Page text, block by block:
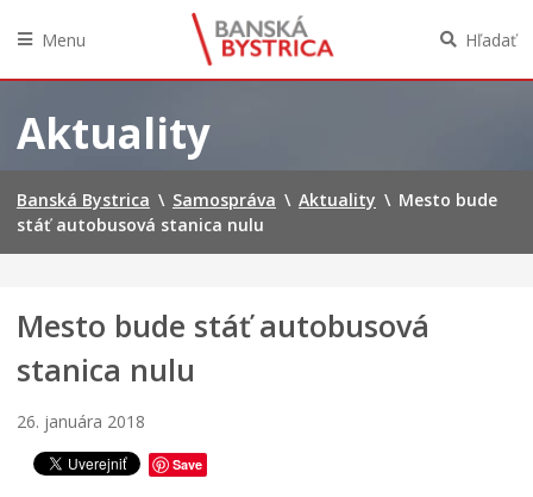
obsah
Menu Hľadať
Aktuality
Banská Bystrica \ Samospráva \ Aktuality \ Mesto bude
stáť autobusová stanica nulu
Mesto bude stáť autobusová
stanica nulu
26. januára 2018
Save
P
o
z
v
á
n
e
š
ô
l
k
e
p
r
a
h
e
u
ž
r
a